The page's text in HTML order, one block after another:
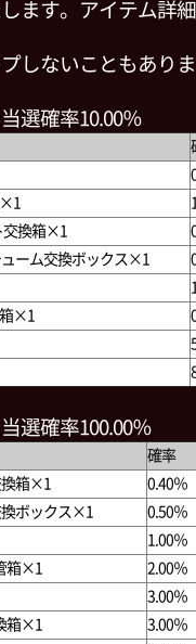
ます。アイテム詳
しないこともあり
確率10.00％
交換箱×1
ーム交換ボックス×1
×1
確率100.00％
確率
換箱×1
0.40％
ボックス×1
0.50％
1.00％
箱×1
2.00％
3.00％
箱×1
3.00％